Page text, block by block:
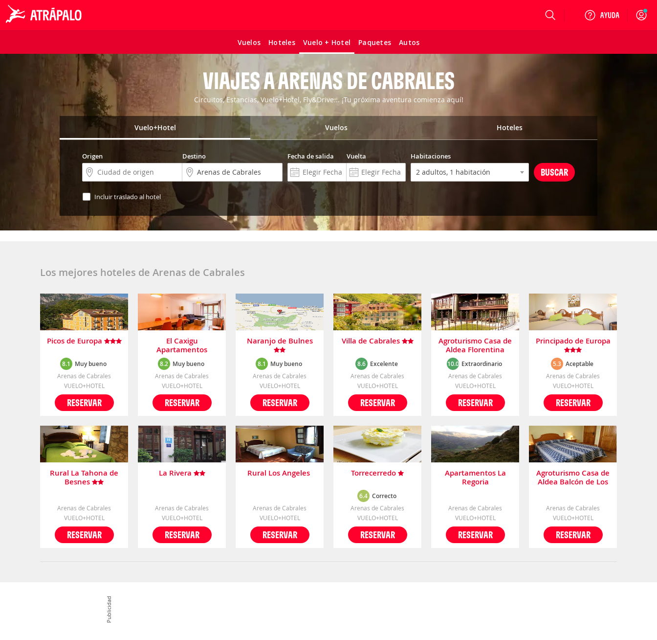
Vuelos Hoteles Vuelo + Hotel Paquetes Autos
Login
VIAJES A ARENAS DE CABRALES
Circuitos, Estancias, Vuelo+Hotel, Fly&Drive... ¡Tu próxima aventura comienza aquí!
Vuelo+Hotel Vuelos Hoteles
Origen Destino Fecha de salida Vuelta Habitaciones
Incluir traslado al hotel
Los mejores hoteles de Arenas de Cabrales
Picos de Europa
8.1 Muy bueno
Arenas de Cabrales
VUELO+HOTEL
RESERVAR
El Caxigu
Apartamentos
8.2 Muy bueno
Arenas de Cabrales
VUELO+HOTEL
RESERVAR
Naranjo de Bulnes
8.1 Muy bueno
Arenas de Cabrales
VUELO+HOTEL
RESERVAR
Villa de Cabrales
8.6 Excelente
Arenas de Cabrales
VUELO+HOTEL
RESERVAR
Agroturismo Casa de
Aldea Florentina
10.0 Extraordinario
Arenas de Cabrales
VUELO+HOTEL
RESERVAR
Principado de Europa
5.3 Aceptable
Arenas de Cabrales
VUELO+HOTEL
RESERVAR
Rural La Tahona de
Besnes
Arenas de Cabrales
VUELO+HOTEL
RESERVAR
La Rivera
Arenas de Cabrales
VUELO+HOTEL
RESERVAR
Rural Los Angeles
Arenas de Cabrales
VUELO+HOTEL
RESERVAR
Torrecerredo
6.4 Correcto
Arenas de Cabrales
VUELO+HOTEL
RESERVAR
Apartamentos La
Regoria
Arenas de Cabrales
VUELO+HOTEL
RESERVAR
Agroturismo Casa de
Aldea Balcón de Los
Arenas de Cabrales
VUELO+HOTEL
RESERVAR
Publicidad